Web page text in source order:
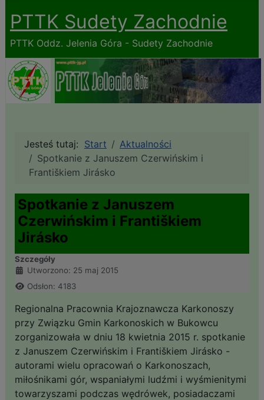
PTTK Sudety Zachodnie
PTTK Oddz. Jelenia Góra - Sudety Zachodnie
Jesteś tutaj: Start
Aktualności
Spotkanie z Januszem Czerwińskim i
Františkiem Jirásko
Spotkanie z Januszem
Czerwińskim i Františkiem
Jirásko
Szczegóły
Utworzono: 25 maj 2015
Odsłon: 4183
Regionalna Pracownia Krajoznawcza Karkonoszy
przy Związku Gmin Karkonoskich w Bukowcu
zorganizowała w dniu 18 kwietnia 2015 r. spotkanie
z Januszem Czerwińskim i Františkiem Jirásko -
autorami wielu opracowań o Karkonoszach,
miłośnikami gór, wspaniałymi ludźmi i wyśmienitymi
towarzyszami podczas wędrówek, posiadaczami